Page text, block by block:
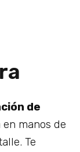
de
en manos de
Te